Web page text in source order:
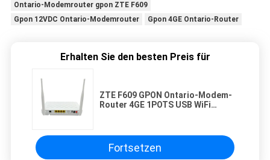
Ontario-Modemrouter gpon ZTE F609
Gpon 12VDC Ontario-Modemrouter
Gpon 4GE Ontario-Router
Erhalten Sie den besten Preis für
ZTE F609 GPON Ontario-Modem-
Router 4GE 1POTS USB WiFi
Fortsetzen